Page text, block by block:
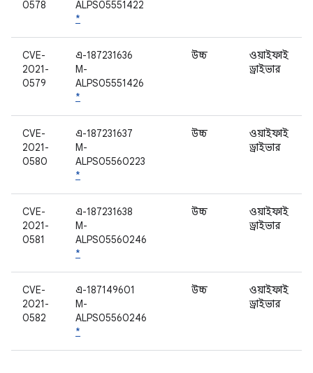
0578
ALPS05551422
*
CVE-
2021-
0579
এ-187231636
M-
ALPS05551426
*
উচ্চ
ওয়াইফাই
ড্রাইভার
CVE-
2021-
0580
এ-187231637
M-
ALPS05560223
*
উচ্চ
ওয়াইফাই
ড্রাইভার
CVE-
2021-
0581
এ-187231638
M-
ALPS05560246
*
উচ্চ
ওয়াইফাই
ড্রাইভার
CVE-
2021-
0582
এ-187149601
M-
ALPS05560246
*
উচ্চ
ওয়াইফাই
ড্রাইভার